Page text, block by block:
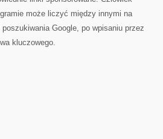
może liczyć między innymi na
Google, po wpisaniu przez
kluczowego.